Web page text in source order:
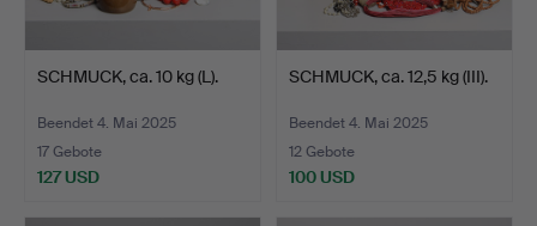
SCHMUCK, ca. 10 kg (L).
Beendet 4. Mai 2025
17 Gebote
127 USD
SCHMUCK, ca. 12,5 kg (III).
Beendet 4. Mai 2025
12 Gebote
100 USD